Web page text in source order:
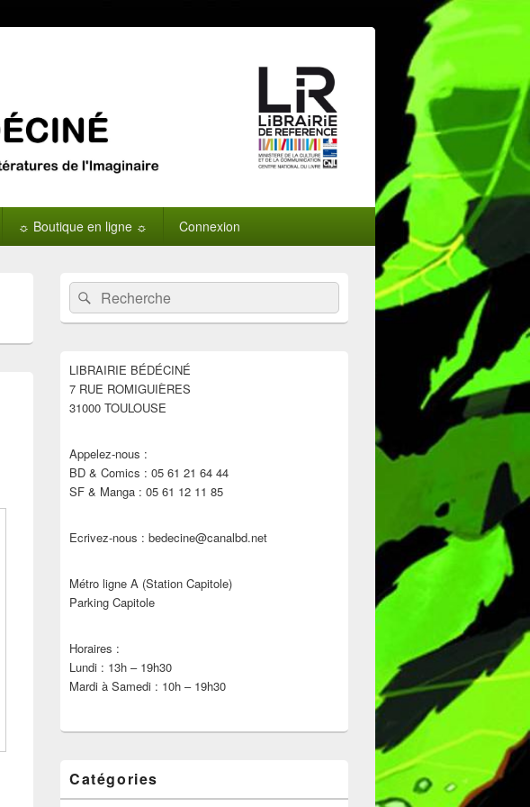
☼ Boutique en ligne ☼ Connexion
Zone
principale
de
widget
barre
latérale
Recherche :Rechercher
LIBRAIRIE BÉDÉCINÉ
7 RUE ROMIGUIÈRES
31000 TOULOUSE
Appelez-nous :
BD & Comics : 05 61 21 64 44
SF & Manga : 05 61 12 11 85
Ecrivez-nous : bedecine@canalbd.net
Métro ligne A (Station Capitole)
Parking Capitole
Horaires :
Lundi : 13h – 19h30
Mardi à Samedi : 10h – 19h30
Catégories